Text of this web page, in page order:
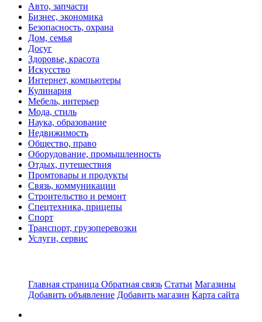
Авто, запчасти
Бизнес, экономика
Безопасность, охрана
Дом, семья
Досуг
Здоровье, красота
Искусство
Интернет, компьютеры
Кулинария
Мебель, интерьер
Мода, стиль
Наука, образование
Недвижимость
Общество, право
Оборудование, промышленность
Отдых, путешествия
Промтовары и продукты
Связь, коммуникации
Строительство и ремонт
Спецтехника, прицепы
Спорт
Транспорт, грузоперевозки
Услуги, сервис
Главная страница Обратная связь Статьи Магазины
Добавить объявление Добавить магазин Карта сайта